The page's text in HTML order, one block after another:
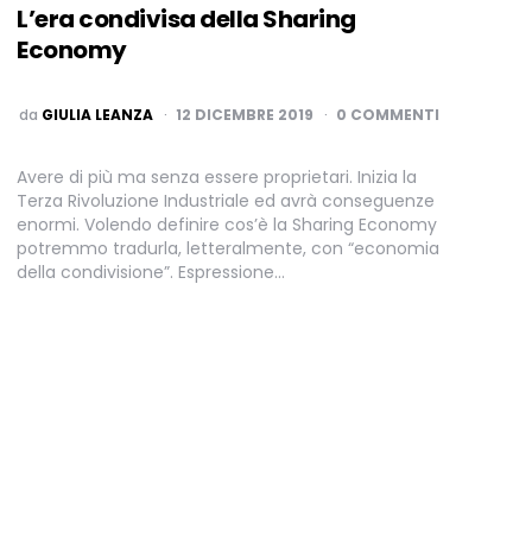
L’era condivisa della Sharing
Economy
PUBBLICATO
da GIULIA LEANZA 12 DICEMBRE 2019 0 COMMENTI
Avere di più ma senza essere proprietari. Inizia la
Terza Rivoluzione Industriale ed avrà conseguenze
enormi. Volendo definire cos’è la Sharing Economy
potremmo tradurla, letteralmente, con “economia
della condivisione”. Espressione…